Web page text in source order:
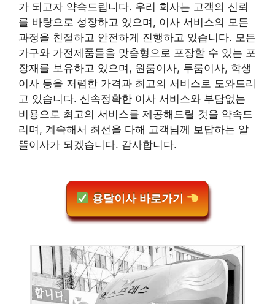
가 되고자 약속드립니다. 우리 회사는 고객의 신뢰
를 바탕으로 성장하고 있으며, 이사 서비스의 모든
과정을 친절하고 안전하게 진행하고 있습니다. 모든
가구와 가전제품들을 맞춤형으로 포장할 수 있는 포
장재를 보유하고 있으며, 원룸이사, 투룸이사, 학생
이사 등을 저렴한 가격과 최고의 서비스로 도와드리
고 있습니다. 신속정확한 이사 서비스와 부담없는
비용으로 최고의 서비스를 제공해드릴 것을 약속드
리며, 계속해서 최선을 다해 고객님께 보답하는 알
뜰이사가 되겠습니다. 감사합니다.
용달이사 바로가기